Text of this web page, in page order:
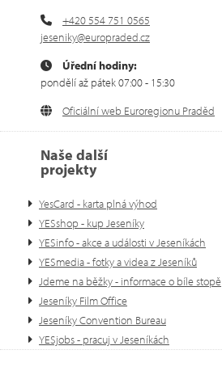
+420 554 751 0565
jeseniky@europraded.cz
Úřední hodiny:
pondělí až pátek 07:00 - 15:30
Oficiální web Euroregionu Praděd
Naše další
projekty
YesCard - karta plná výhod
YESshop - kup Jeseníky
YESinfo - akce a události v Jeseníkách
YESmedia - fotky a videa z Jeseníků
Jdeme na běžky - informace o bíle stopě
Jeseníky Film Office
Jeseníky Convention Bureau
YESjobs - pracuj v Jeseníkách